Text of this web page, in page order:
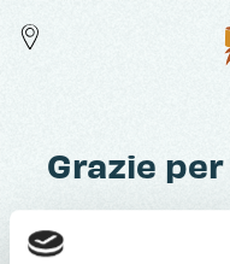
Grazie